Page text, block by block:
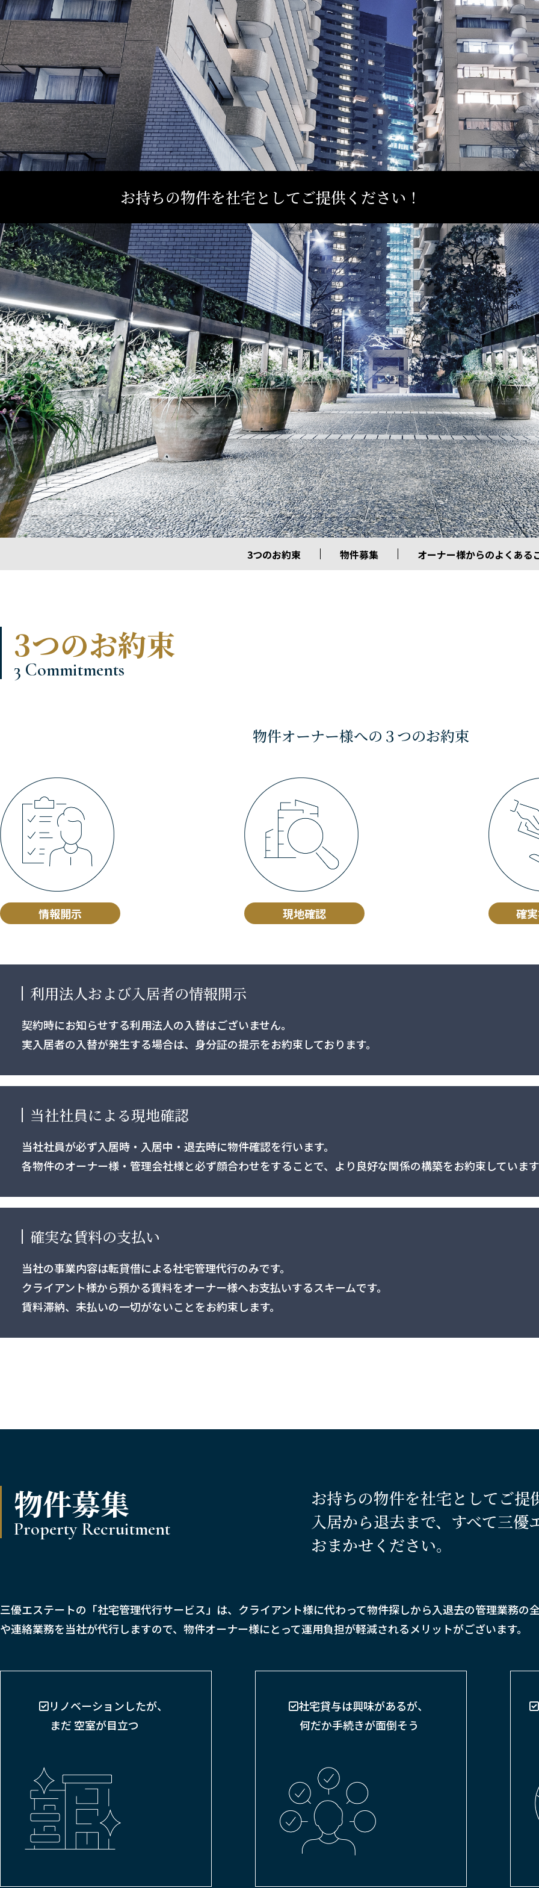
お持ちの物件を社宅としてご提供ください！
3つのお約束 物件募集 オーナー様からのよくある
3つのお約束
3 Commitments
物件オーナー様への３つのお約束
情報開示 現地確認 確
利用法⼈および⼊居者の情報開⽰
契約時にお知らせする利用法⼈の⼊替はございません。
実⼊居者の⼊替が発生する場合は、⾝分証の提⽰をお約束しております。
当社社員による現地確認
当社社員が必ず⼊居時・⼊居中・退去時に物件確認を行います。
各物件のオーナー様・管理会社様と必ず顔合わせをすることで、より良好な関係の構築をお約束していま
確実な賃料の⽀払い
当社の事業内容は転貸借による社宅管理代行のみです。
クライアント様から預かる賃料をオーナー様へお⽀払いするスキームです。
賃料滞納、未払いの⼀切がないことをお約束します。
物件募集
Property Recruitment
お持ちの物件を社宅としてご提
入居から退去まで、すべて三優
おまかせください。
三優エステートの「社宅管理代行サービス」は、クライアント様に代わって物件探しから入退去の管理業務の
や連絡業務を当社が代行しますので、物件オーナー様にとって運用負担が軽減されるメリットがございます。
リノベーションしたが、
まだ 空室が目立つ
社宅貸与は興味があるが、
何だか手続きが面倒そう